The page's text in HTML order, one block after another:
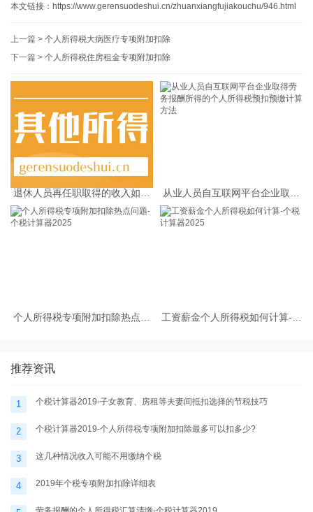
本文链接： https://www.gerensuodeshui.cn/zhuanxiangfujiakouchu/946.html
上一篇 > 个人所得税大病医疗专项附加扣除
下一篇 > 个人所得税住房租金专项附加扣除
退休人员再任职取得的收入如何
从业人员自互联网平台企业取得
劳务报酬所得的个人所得税预扣
预缴计算方法
个人所得税专项附加扣除热点问
工资薪金个人所得税如何计算-个
推荐资讯
1 个税计算器2019-子女教育、房租等夫妻间抵扣选择的节税技巧
2 个税计算器2019-个人所得税专项附加扣除最多可以扣多少?
3 这几种情况收入可能不用缴纳个税
4 2019年个税专项附加扣除详细表